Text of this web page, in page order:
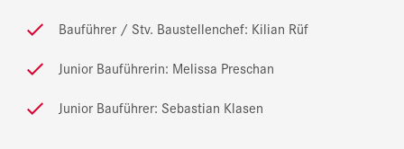
Bauführer / Stv. Baustellenchef: Kilian Rüf
Junior Bauführerin: Melissa Preschan
Junior Bauführer: Sebastian Klasen